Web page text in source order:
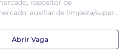
repositor de
auxiliar de limpeza/super...
Abrir Vaga